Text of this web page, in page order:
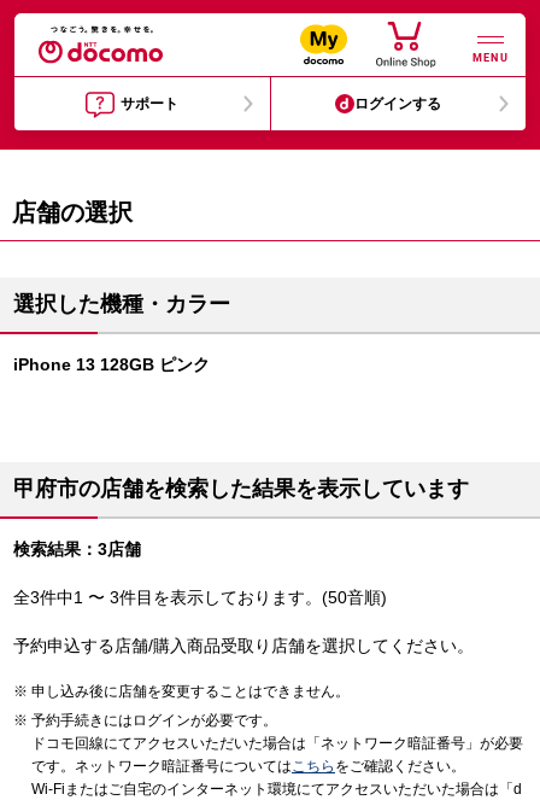
MENU
サポート ログインする
店舗の選択
選択した機種・カラー
iPhone 13 128GB ピンク
甲府市の店舗を検索した結果を表示しています
検索結果：3店舗
全3件中1 〜 3件目を表示しております。(50音順)
予約申込する店舗/購入商品受取り店舗を選択してください。
申し込み後に店舗を変更することはできません。
予約手続きにはログインが必要です。
ドコモ回線にてアクセスいただいた場合は「ネットワーク暗証番号」が必要
です。ネットワーク暗証番号についてはこちら をご確認ください。
Wi-Fiまたはご自宅のインターネット環境にてアクセスいただいた場合は「d